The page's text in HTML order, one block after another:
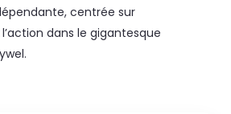
centrée sur
dans le gigantesque